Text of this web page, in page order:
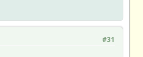
#31